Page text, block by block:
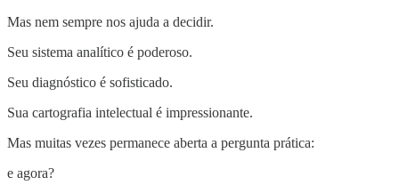
Mas nem sempre nos ajuda a decidir.
Seu sistema analítico é poderoso.
Seu diagnóstico é sofisticado.
Sua cartografia intelectual é impressionante.
Mas muitas vezes permanece aberta a pergunta prática:
e agora?